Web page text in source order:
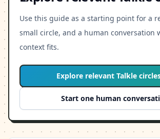
Use this guide as a starting point for a
small circle, and a human conversation
context fits.
Explore relevant Talkle
Start one human